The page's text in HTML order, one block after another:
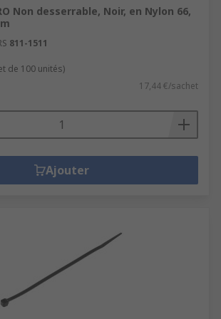
Non desserrable, Noir, en Nylon 66,
811-1511
de 100 unités)
17,44 €/sachet
Ajouter